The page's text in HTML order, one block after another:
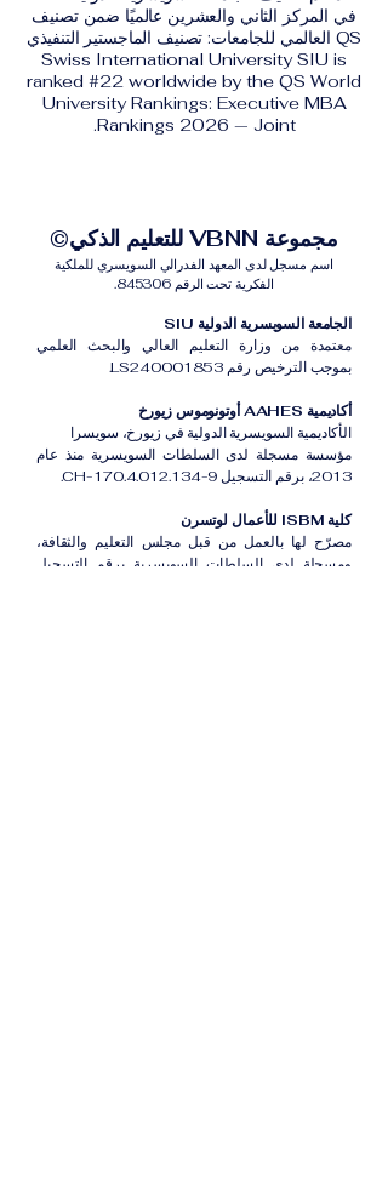
في المركز الثاني والعشرين عالميًا ضمن تصنيف
QS العالمي للجامعات: تصنيف الماجستير التنفيذي
Swiss International University SIU is
ranked #22 worldwide by the QS World
University Rankings: Executive MBA
Rankings 2026 — Joint.
مجموعة VBNN للتعليم الذكي©
اسم مسجل لدى المعهد الفدرالي السويسري للملكية
الفكرية تحت الرقم 845306.
الجامعة السويسرية الدولية SIU
معتمدة من وزارة التعليم العالي والبحث العلمي
بموجب الترخيص رقم LS240001853.
أكاديمية AAHES أوتونوموس زيورخ
الأكاديمية السويسرية الدولية في زيورخ، سويسرا
مؤسسة مسجلة لدى السلطات السويسرية منذ عام
2013، برقم التسجيل CH-170.4.012.134-9.
كلية ISBM للأعمال لوتسرن
مصرّح لها بالعمل من قبل مجلس التعليم والثقافة،
ومسجلة لدى السلطات السويسرية برقم التسجيل